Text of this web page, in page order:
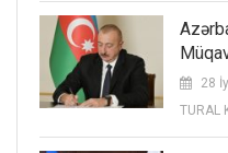
28
TURAL